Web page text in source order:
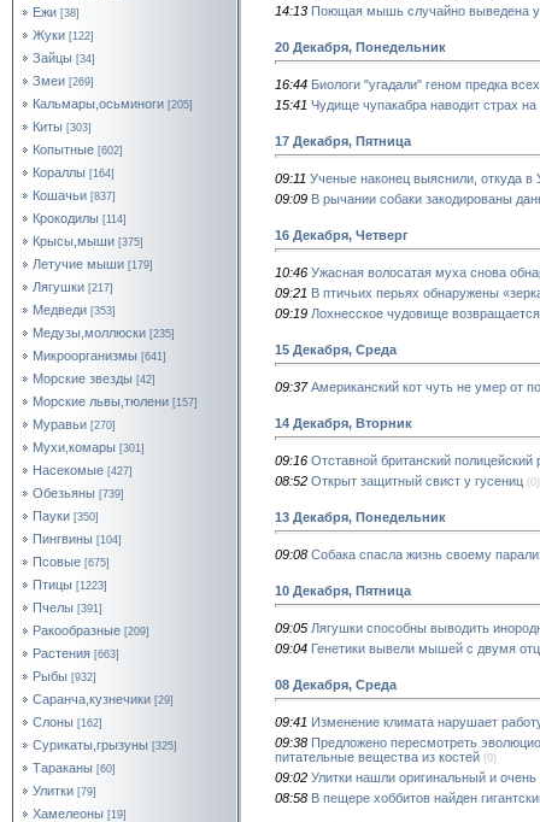
Ежи [38]
Жуки [122]
Зайцы [34]
Змеи [269]
Кальмары,осьминоги [205]
Киты [303]
Копытные [602]
Кораллы [164]
Кошачьи [837]
Крокодилы [114]
Крысы,мыши [375]
Летучие мыши [179]
Лягушки [217]
Медведи [353]
Медузы,моллюски [235]
Микроорганизмы [641]
Морские звезды [42]
Морские львы,тюлени [157]
Муравьи [270]
Мухи,комары [301]
Насекомые [427]
Обезьяны [739]
Пауки [350]
Пингвины [104]
Псовые [675]
Птицы [1223]
Пчелы [391]
Ракообразные [209]
Растения [663]
Рыбы [932]
Саранча,кузнечики [29]
Слоны [162]
Сурикаты,грызуны [325]
Тараканы [60]
Улитки [79]
Хамелеоны [19]
14:13 Поющая мышь случайно выведена
20 Декабря, Понедельник
16:44 Биологи "угадали" геном предка
15:41 Чудище чупакабра наводит страх на
17 Декабря, Пятница
09:11 Ученые наконец выяснили, откуда в
09:09 В рычании собаки закодированы
16 Декабря, Четверг
10:46 Ужасная волосатая муха снова
09:21 В птичьих перьях обнаружены
09:19 Лохнесское чудовище
15 Декабря, Среда
09:37 Американский кот чуть не умер от
14 Декабря, Вторник
09:16 Отставной британский полицейский
08:52 Открыт защитный свист у гусениц (0)
13 Декабря, Понедельник
09:08 Собака спасла жизнь своему
10 Декабря, Пятница
09:05 Лягушки способны выводить
09:04 Генетики вывели мышей с двумя
08 Декабря, Среда
09:41 Изменение климата нарушает
09:38 Предложено пересмотреть
питательные вещества из костей (0)
09:02 Улитки нашли оригинальный и
08:58 В пещере хоббитов найден